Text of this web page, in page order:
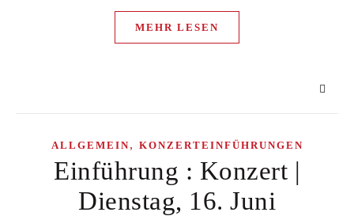
MEHR LESEN
ALLGEMEIN, KONZERTEINFÜHRUNGEN
Einführung : Konzert |
Dienstag, 16. Juni